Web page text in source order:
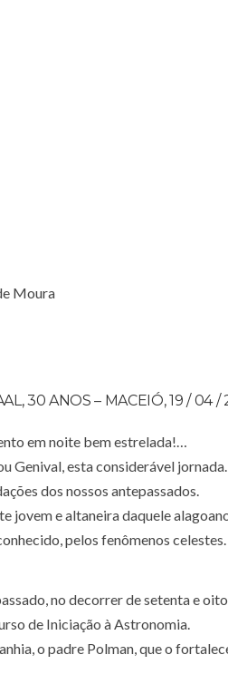
Moura
30 ANOS – MACEIÓ, 19 / 04 /
em noite bem estrelada!…
Genival, esta considerável jornada.
dos nossos antepassados.
jovem e altaneira daquele
pelos fenômenos celestes.
no decorrer desetenta e oito
de Iniciação à Astronomia.
o padre Polman, que o